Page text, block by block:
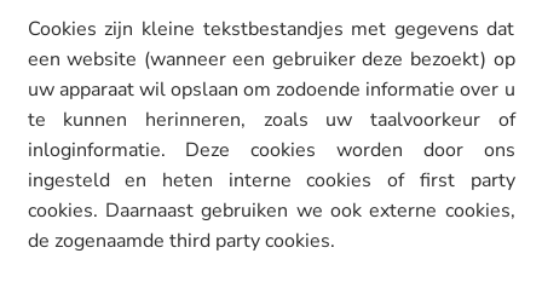
Cookies zijn kleine tekstbestandjes met gegevens dat
een website (wanneer een gebruiker deze bezoekt) op
uw apparaat wil opslaan om zodoende informatie over u
te kunnen herinneren, zoals uw taalvoorkeur of
inloginformatie. Deze cookies worden door ons
ingesteld en heten interne cookies of first party
cookies. Daarnaast gebruiken we ook externe cookies,
de zogenaamde third party cookies.